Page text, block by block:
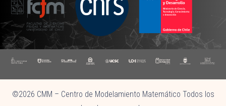
©2026 CMM – Centro de Modelamiento Matemático Todos los